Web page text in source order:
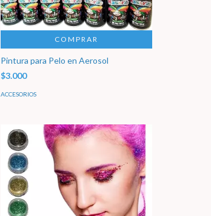
COMPRAR
Pintura para Pelo en Aerosol
$3.000
ACCESORIOS